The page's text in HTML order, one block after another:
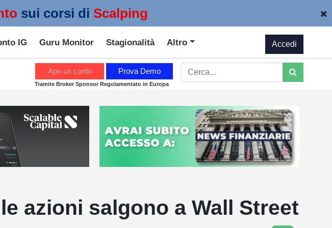
sui corsi di Scalping
IG Guru Monitor Stagionalità Altro Accedi
Apri un conto Prova Demo
Tramite Broker Sponsor Regolamentato in Europa
azioni salgono a Wall Street